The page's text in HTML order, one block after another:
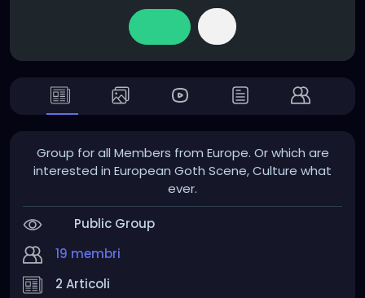
Group for all Members from Europe. Or which are
interested in European Goth Scene, Culture what
ever.
Public Group
19 membri
2 Articoli